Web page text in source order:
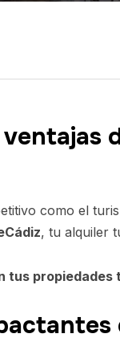
como el
, tu alquiler
tus